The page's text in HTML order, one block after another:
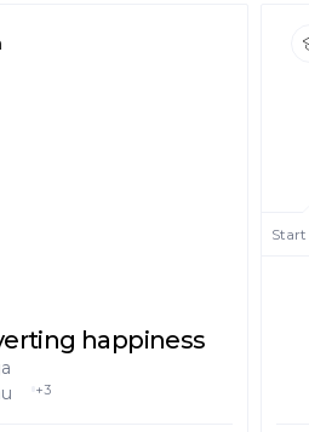
happiness
+3
Start